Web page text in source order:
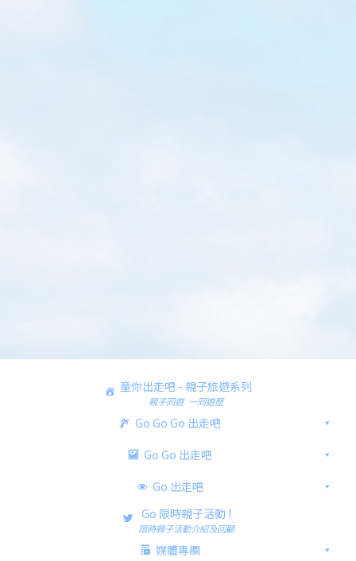
童你出走吧 - 親子旅遊系列
親子同遊 一同遊歷
Go Go Go 出走吧
Go Go 出走吧
Go 出走吧
Go 限時親子活動 !
限時親子活動介紹及回顧
媒體專欄